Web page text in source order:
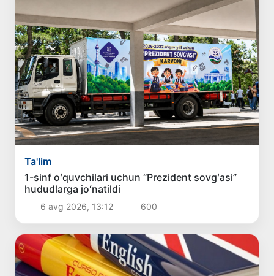
Ta'lim
1-sinf oʻquvchilari uchun “Prezident sovgʻasi”
hududlarga joʻnatildi
6 avg 2026, 13:12 600